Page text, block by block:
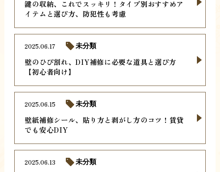
鍵の収納、これでスッキリ！タイプ別おすすめア
イテムと選び方、防犯性も考慮
壁のひび割れ、DIY補修に必要な道具と選び方
【初心者向け】
2025.06.17 未分類
壁紙補修シール、貼り方と剥がし方のコツ！賃貸
でも安心DIY
2025.06.15 未分類
2025.06.13 未分類